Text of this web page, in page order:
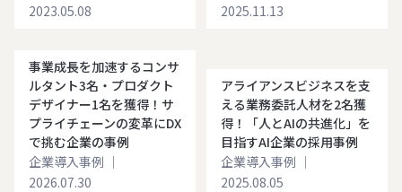
2023.05.08
2025.11.13
事業成長を加速するコンサ
ルタント3名・プロダクト
デザイナー1名を獲得！サ
プライチェーンの変革にDX
で挑む企業の事例
企業導入事例 ｜
2026.07.30
アライアンスビジネスを支
える業務委託人材を2名獲
得！「人とAIの共進化」を
目指すAI企業の採用事例
企業導入事例 ｜
2025.08.05